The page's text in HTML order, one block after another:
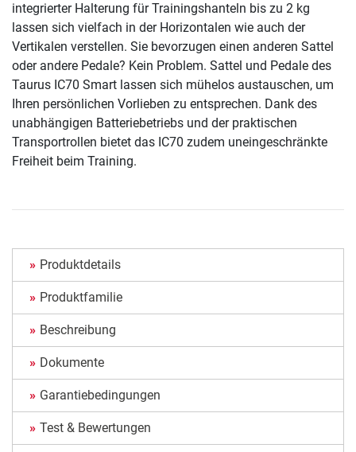
integrierter Halterung für Trainingshanteln bis zu 2 kg
lassen sich vielfach in der Horizontalen wie auch der
Vertikalen verstellen. Sie bevorzugen einen anderen Sattel
oder andere Pedale? Kein Problem. Sattel und Pedale des
Taurus IC70 Smart lassen sich mühelos austauschen, um
Ihren persönlichen Vorlieben zu entsprechen. Dank des
unabhängigen Batteriebetriebs und der praktischen
Transportrollen bietet das IC70 zudem uneingeschränkte
Freiheit beim Training.
Produktdetails
Produktfamilie
Beschreibung
Dokumente
Garantiebedingungen
Test & Bewertungen